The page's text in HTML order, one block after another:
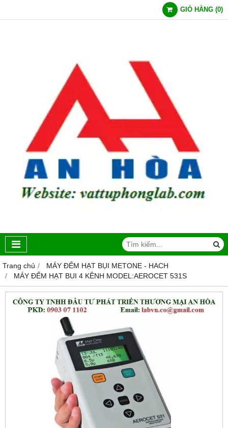
GIỎ HÀNG (0)
Trang chủ
MÁY ĐẾM HẠT BỤI METONE - HACH
MÁY ĐẾM HẠT BUI 4 KÊNH MODEL:AEROCET 531S